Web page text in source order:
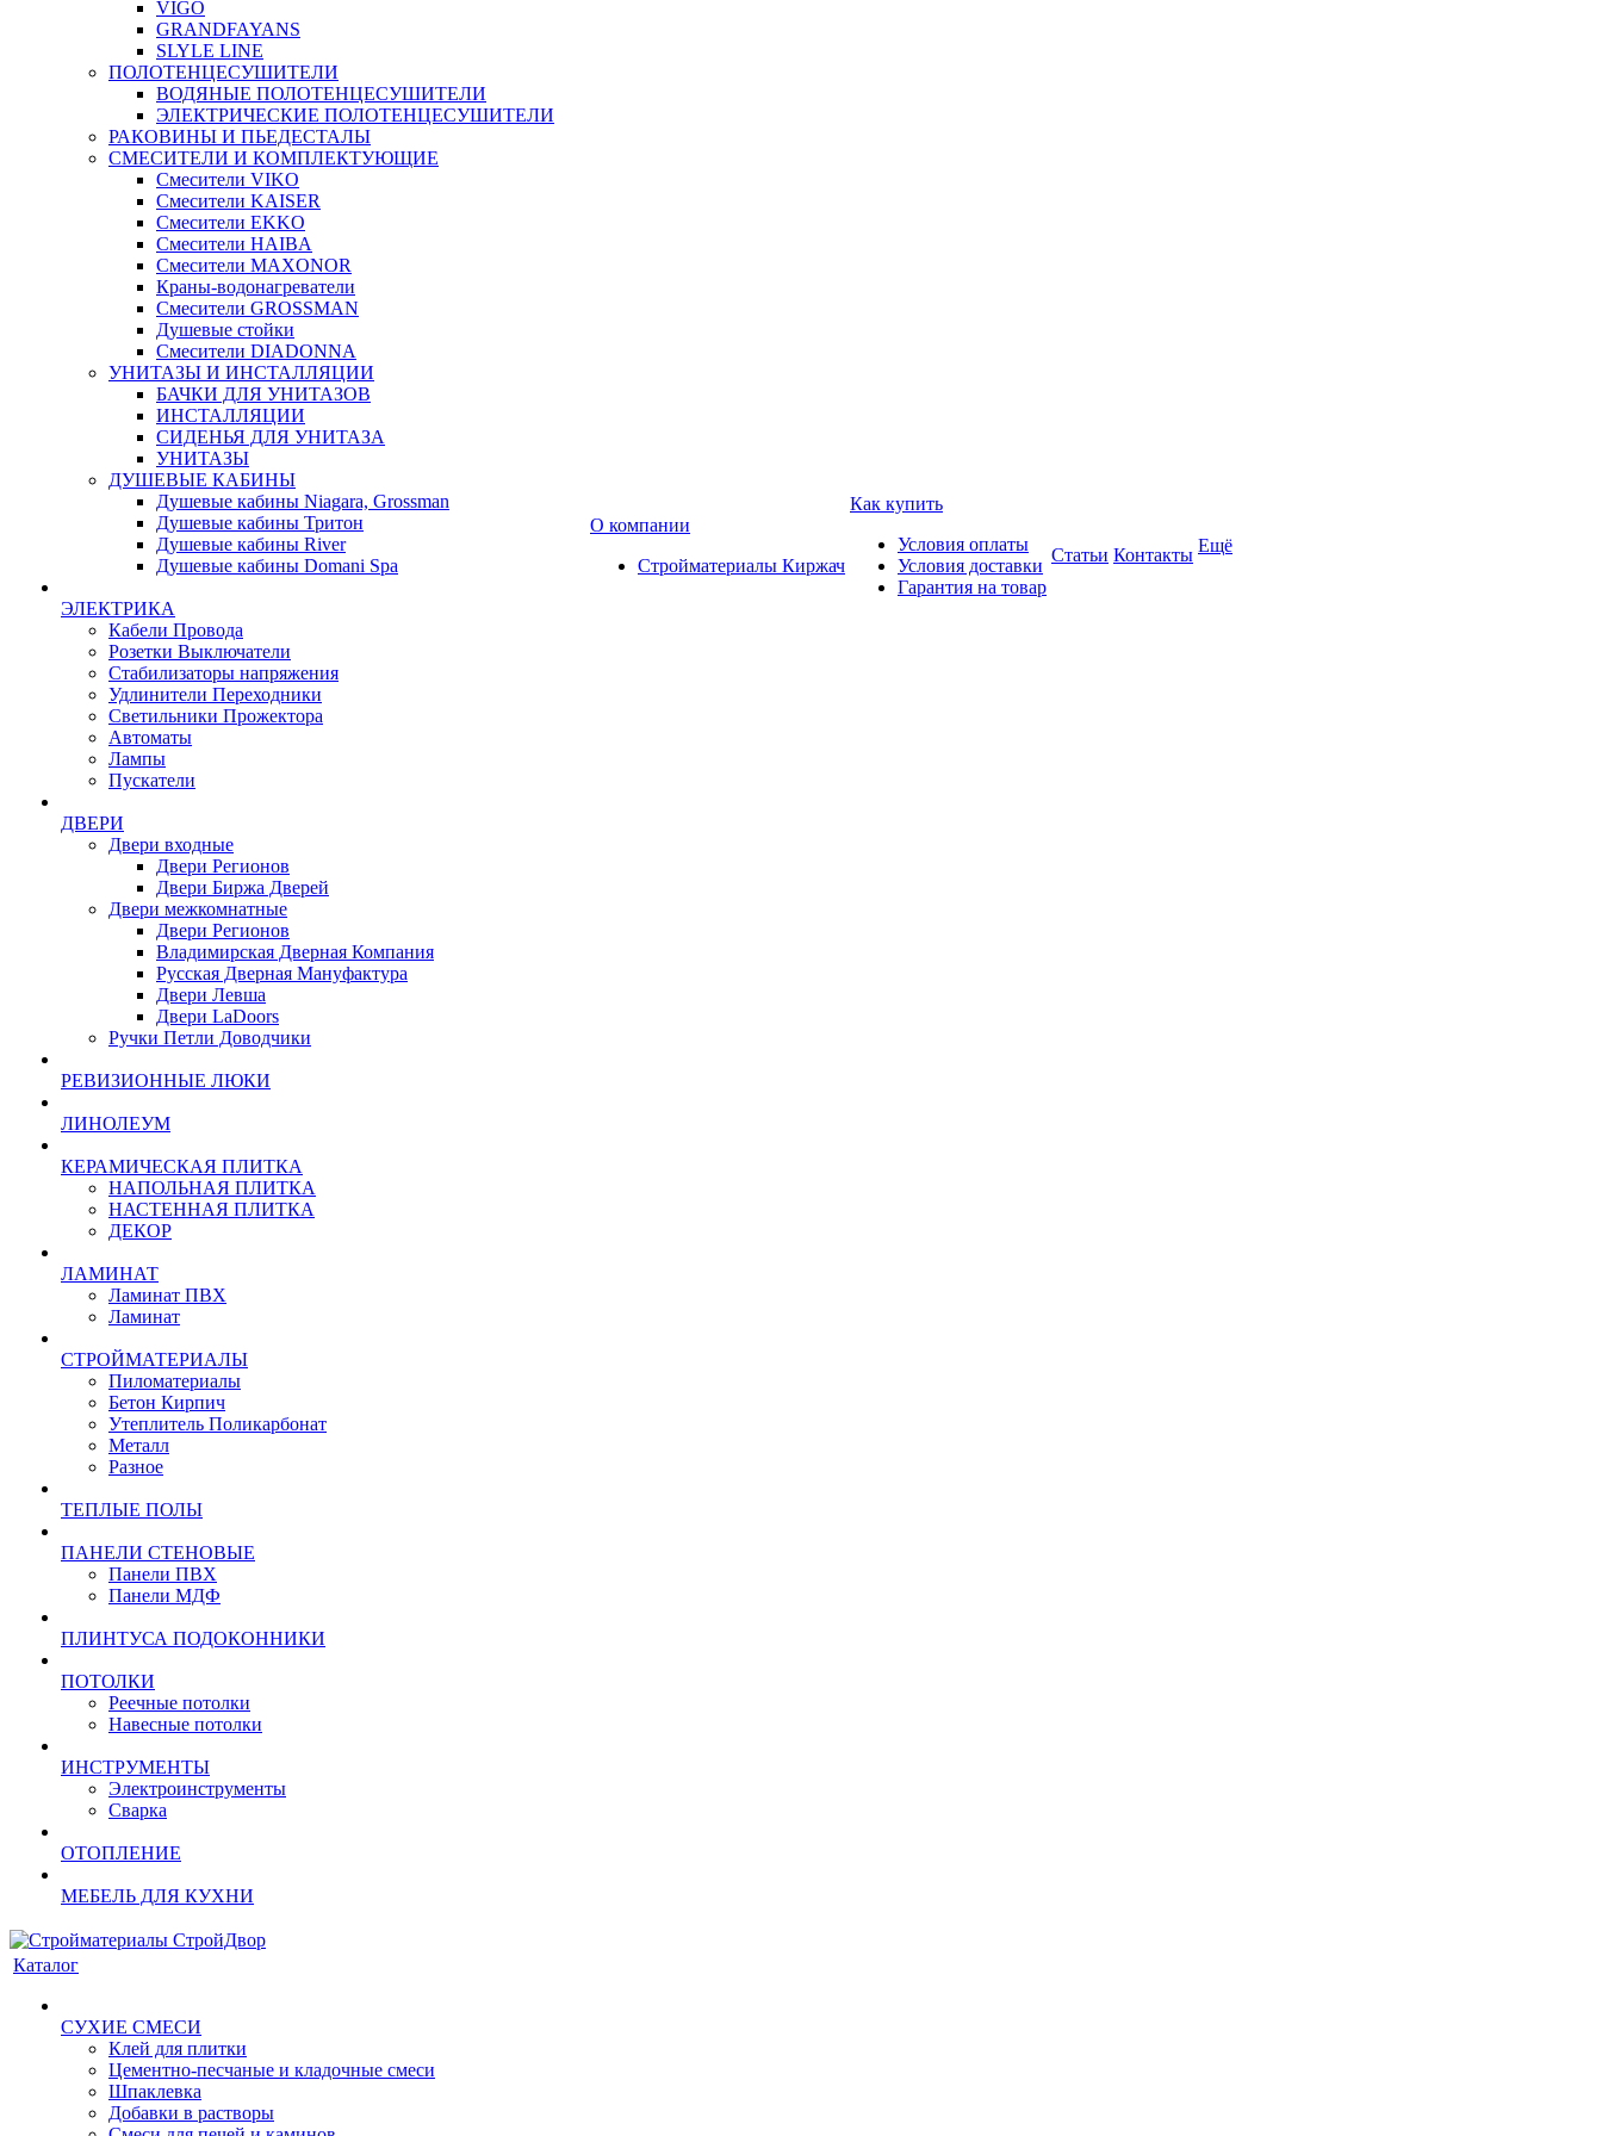
VIGO
GRANDFAYANS
SLYLE LINE
ПОЛОТЕНЦЕСУШИТЕЛИ
ВОДЯНЫЕ ПОЛОТЕНЦЕСУШИТЕЛИ
ЭЛЕКТРИЧЕСКИЕ ПОЛОТЕНЦЕСУШИТЕЛИ
РАКОВИНЫ И ПЬЕДЕСТАЛЫ
СМЕСИТЕЛИ И КОМПЛЕКТУЮЩИЕ
Смесители VIKO
Смесители KAISER
Смесители EKKO
Смесители HAIBA
Смесители MAXONOR
Краны-водонагреватели
Смесители GROSSMAN
Душевые стойки
Смесители DIADONNA
УНИТАЗЫ И ИНСТАЛЛЯЦИИ
БАЧКИ ДЛЯ УНИТАЗОВ
ИНСТАЛЛЯЦИИ
СИДЕНЬЯ ДЛЯ УНИТАЗА
УНИТАЗЫ
ДУШЕВЫЕ КАБИНЫ
Душевые кабины Niagara, Grossman
Душевые кабины Тритон
Душевые кабины River
Душевые кабины Domani Spa
ЭЛЕКТРИКА
Кабели Провода
Розетки Выключатели
Стабилизаторы напряжения
Удлинители Переходники
Светильники Прожектора
Автоматы
Лампы
Пускатели
ДВЕРИ
Двери входные
Двери Регионов
Двери Биржа Дверей
Двери межкомнатные
Двери Регионов
Владимирская Дверная Компания
Русская Дверная Мануфактура
Двери Левша
Двери LaDoors
Ручки Петли Доводчики
РЕВИЗИОННЫЕ ЛЮКИ
ЛИНОЛЕУМ
КЕРАМИЧЕСКАЯ ПЛИТКА
НАПОЛЬНАЯ ПЛИТКА
НАСТЕННАЯ ПЛИТКА
ДЕКОР
ЛАМИНАТ
Ламинат ПВХ
Ламинат
СТРОЙМАТЕРИАЛЫ
Пиломатериалы
Бетон Кирпич
Утеплитель Поликарбонат
Металл
Разное
ТЕПЛЫЕ ПОЛЫ
ПАНЕЛИ СТЕНОВЫЕ
Панели ПВХ
Панели МДФ
ПЛИНТУСА ПОДОКОННИКИ
ПОТОЛКИ
Реечные потолки
Навесные потолки
ИНСТРУМЕНТЫ
Электроинструменты
Сварка
ОТОПЛЕНИЕ
МЕБЕЛЬ ДЛЯ КУХНИ
О компании
Стройматериалы Киржач
Как купить
Условия оплаты
Условия доставки
Гарантия на товар
Статьи Контакты Ещё
Каталог
СУХИЕ СМЕСИ
Клей для плитки
Цементно-песчаные и кладочные смеси
Шпаклевка
Добавки в растворы